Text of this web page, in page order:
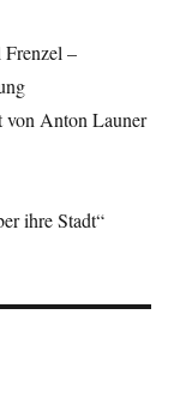
–
von Anton Launer
ihre Stadt“